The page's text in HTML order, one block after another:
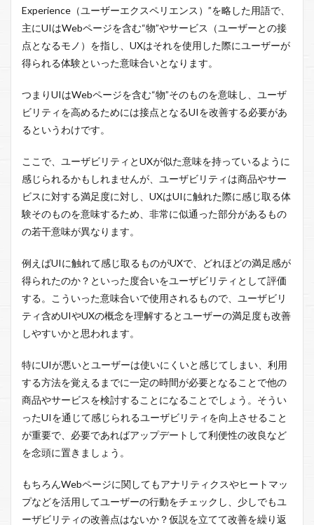
Experience（ユーザーエクスペリエンス）”を略した用語で、
主にUIはWebページを含む“物”やサービス（ユーザーとの接
点となるモノ）を指し、UXはそれを使用した際にユーザーが
得られる体験といった意味合いとなります。
つまりUIはWebページを含む“物”そのものを意味し、ユーザ
ビリティを高めるためには接点となるUIを改善する必要があ
るというわけです。
ここで、ユーザビリティとUXが似た意味を持っているように
感じられるかもしれませんが、ユーザビリティは商品やサー
ビスに対する満足度に対し、UXはUIに触れた際に感じ取る体
験そのものを意味するため、非常に似通った部分があるもの
の若干意味が異なります。
例えばUIに触れて感じ取るものがUXで、どれほどの満足感が
得られたのか？といった度合いをユーザビリティとして評価
する。こういった意味合いで使用されるもので、ユーザビリ
ティ含めUIやUXの概念を理解するとユーザーの満足度も改善
しやすいかと思われます。
特にUIが悪いとユーザーは使いにくいと感じてしまい、利用
する方法を覚えるまでに一定の時間が必要となることで他の
商品やサービスを検討することになることでしょう。そうい
ったUIを通じて感じられるユーザビリティを向上させること
が重要で、必要であればアップデートして利便性の改良など
を念頭に置きましょう。
もちろんWebページに関してもアナリティクスやヒートマッ
プなどを活用してユーザーの行動をチェックし、少しでもユ
ーザビリティの改善点はないか？仮説を立てて改善を繰り返